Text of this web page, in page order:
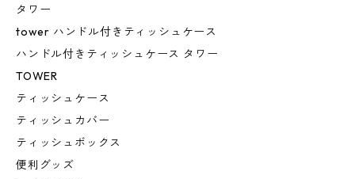
タワー
tower ハンドル付きティッシュケース
ハンドル付きティッシュケース タワー
TOWER
ティッシュケース
ティッシュカバー
ティッシュボックス
便利グッズ